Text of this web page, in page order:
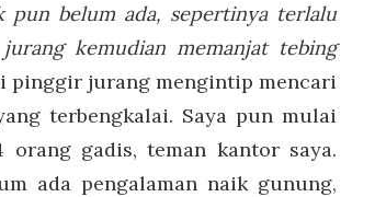
pun belum ada, sepertinya terlalu
kemudian memanjat tebing
pinggir jurang mengintip mencari
terbengkalai. Saya pun mulai
orang gadis, teman kantor saya.
ada pengalaman naik gunung,